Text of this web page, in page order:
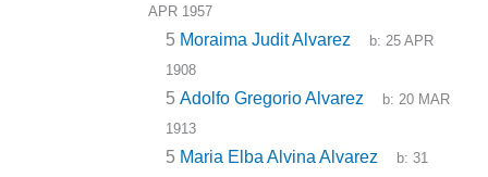
APR 1957
5 Moraima Judit Alvarez b:25 APR
1908
5 Adolfo Gregorio Alvarez b:20 MAR
1913
5 Maria Elba Alvina Alvarez b:31